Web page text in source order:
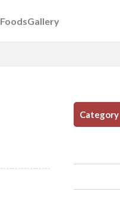
FoodsGallery
Category